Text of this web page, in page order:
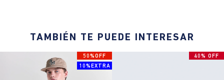
TAMBIÉN TE PUEDE INTERESAR
50%OFF
10%EXTRA
40% OFF